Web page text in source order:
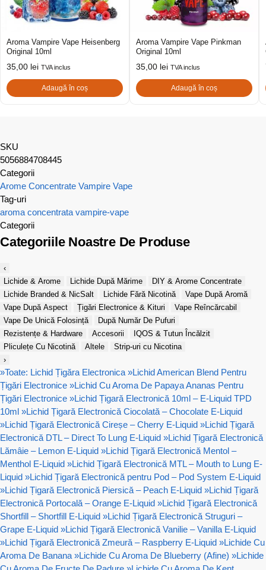
Aroma Vampire Vape Heisenberg
Original 10ml
35,00 lei TVA inclus
Adaugă în coș
Aroma Vampire Vape Pinkman
Original 10ml
35,00 lei TVA inclus
Adaugă în coș
SKU
5056884708445
Categorii
Arome Concentrate Vampire Vape
Tag-uri
aroma concentrata vampire-vape
Categorii
Categoriile Noastre De Produse
‹
Lichide & Arome
Lichide După Mărime
DIY & Arome Concentrate
Lichide Branded & NicSalt
Lichide Fără Nicotină
Vape După Aromă
Vape După Aspect
Țigări Electronice & Kituri
Vape Reîncărcabil
Vape De Unică Folosință
După Număr De Pufuri
Rezistențe & Hardware
Accesorii
IQOS & Tutun Încălzit
Pliculețe Cu Nicotină
Altele
Strip-uri cu Nicotina
›
»Toate: Lichid Țigăra Electronica »Lichid American Blend Pentru
Țigări Electronice »Lichid Cu Aroma De Papaya Ananas Pentru
Țigări Electronice »Lichid Țigară Electronică 10ml – E-Liquid TPD
10ml »Lichid Țigară Electronică Ciocolată – Chocolate E-Liquid
»Lichid Țigară Electronică Cireșe – Cherry E-Liquid »Lichid Țigară
Electronică DTL – Direct To Lung E-Liquid »Lichid Țigară Electronică
Lămâie – Lemon E-Liquid »Lichid Țigară Electronică Mentol –
Menthol E-Liquid »Lichid Țigară Electronică MTL – Mouth to Lung E-
Liquid »Lichid Țigară Electronică pentru Pod – Pod System E-Liquid
»Lichid Țigară Electronică Piersică – Peach E-Liquid »Lichid Țigară
Electronică Portocală – Orange E-Liquid »Lichid Țigară Electronică
Shortfill – Shortfill E-Liquid »Lichid Țigară Electronică Struguri –
Grape E-Liquid »Lichid Țigară Electronică Vanilie – Vanilla E-Liquid
»Lichid Țigară Electronică Zmeură – Raspberry E-Liquid »Lichide Cu
Aroma De Banana »Lichide Cu Aroma De Blueberry (Afine) »Lichide